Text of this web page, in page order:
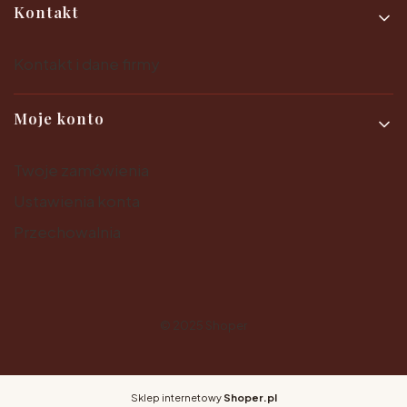
Kontakt
Moje konto
Sklep internetowy Shoper.pl